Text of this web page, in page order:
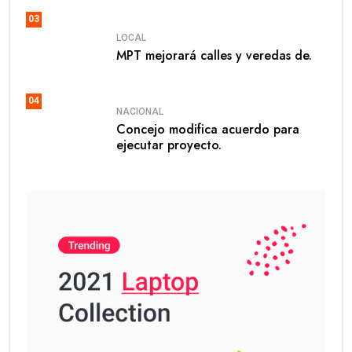
03
LOCAL
MPT mejorará calles y veredas de.
04
NACIONAL
Concejo modifica acuerdo para
ejecutar proyecto.